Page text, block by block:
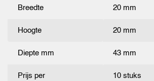
Breedte 20 mm
Hoogte 20 mm
Diepte mm 43 mm
Prijs per 10 stuks